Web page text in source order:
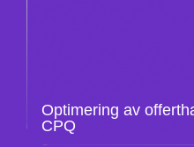
Optimering av
CPQ